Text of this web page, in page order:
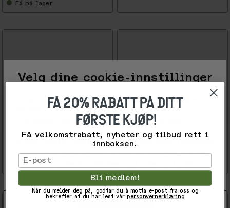
Få på lager
Permanent Navy
237,-
på lager
-
3
0
RE: Black
Velg dine cookie-innstillinger
Vi og våre forretningspartnere bruker teknologier,
inkludert informasjonskapsler, til å samle
informasjon om deg for ulike formål, inkludert:
Funksjonelle, statistiske, markedsføring. Ved å
trykke 'Godta', samtykker du til alle disse formålene.
Du kan også velge hvilke formål du samtykker til ved
å klikke på avmerkingsboksen ved siden av formålet,
og deretter trykke 'Lagre innstillinger'.
FÅ 20% RABATT PÅ DITT
FØRSTE KJØP!
Få velkomstrabatt, nyheter og tilbud rett i
innboksen.
Email
Bli medlem!
Når du melder deg på, godtar du å motta e-post fra oss og
bekrefter at du har lest vårpersonvernerklæring